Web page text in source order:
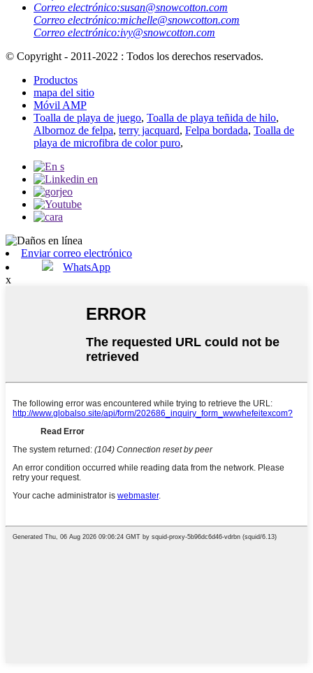
Correo electrónico:susan@snowcotton.com
Correo electrónico:michelle@snowcotton.com
Correo electrónico:ivy@snowcotton.com
© Copyright - 2011-2022 : Todos los derechos reservados.
Productos
mapa del sitio
Móvil AMP
Toalla de playa de juego, Toalla de playa teñida de hilo,
Albornoz de felpa, terry jacquard, Felpa bordada, Toalla de
playa de microfibra de color puro,
Enviar correo electrónico
WhatsApp
x